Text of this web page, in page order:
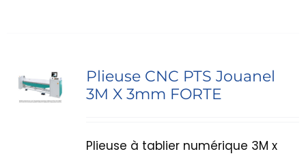
Plieuse CNC PTS Jouanel
3M X 3mm FORTE
Plieuse à tablier numérique 3M x